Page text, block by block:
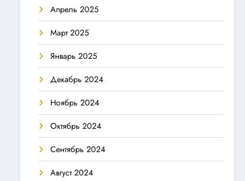
Апрель 2025
Март 2025
Январь 2025
Декабрь 2024
Ноябрь 2024
Октябрь 2024
Сентябрь 2024
Август 2024